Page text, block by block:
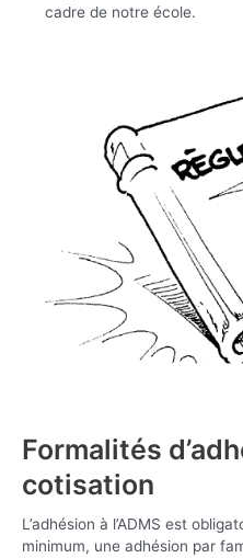
cadre de notre école.
Formalités
cotisation
L’adhésion à l’ADMS est
minimum, une adhésion par